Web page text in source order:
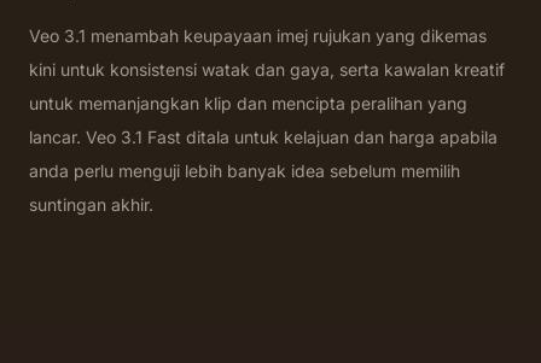
Veo 3.1 menambah keupayaan imej rujukan yang dikemas
kini untuk konsistensi watak dan gaya, serta kawalan kreatif
untuk memanjangkan klip dan mencipta peralihan yang
lancar. Veo 3.1 Fast ditala untuk kelajuan dan harga apabila
anda perlu menguji lebih banyak idea sebelum memilih
suntingan akhir.